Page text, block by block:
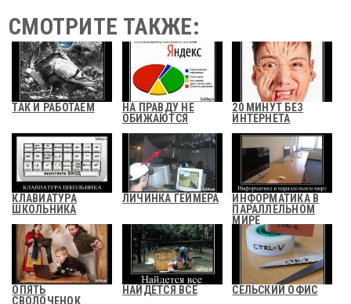
СМОТРИТЕ ТАКЖЕ:
ТАК И РАБОТАЕМ
НА ПРАВДУ НЕ
ОБИЖАЮТСЯ
20 МИНУТ БЕЗ
ИНТЕРНЕТА
КЛАВИАТУРА
ШКОЛЬНИКА
ЛИЧИНКА ГЕЙМЕРА
ИНФОРМАТИКА В
ПАРАЛЛЕЛЬНОМ
МИРЕ
ОПЯТЬ
СВОЛОЧЕНОК
НАЙДЕТСЯ ВСЁ СЕЛЬСКИЙ ОФИС